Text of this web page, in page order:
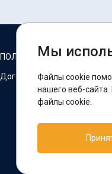
ПОЛИТИКА COOKIES
Договор оферты
Мы
Файлы cookie
нашего веб-
файлы cookie.